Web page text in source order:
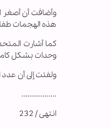
وأضافت أن أصغر
هذه الهجمات
وحدات بشكل
ولفتت إلى أن عدد
..................
انتهى / 232